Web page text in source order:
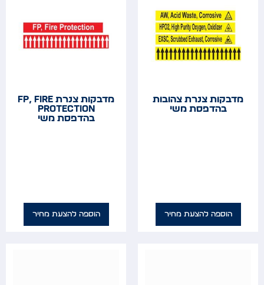
מדבקות צנרת צהובות
בהדפסת משי
הוספה להצעת מחיר
מדבקות צנרת FP, FIRE
PROTECTION
בהדפסת משי
הוספה להצעת מחיר